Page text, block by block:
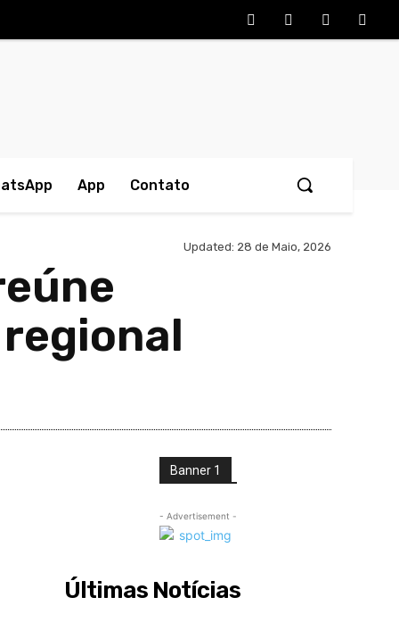
App Contato
Updated: 28 de Maio, 2026
Banner 1
- Advertisement -
Últimas Notícias